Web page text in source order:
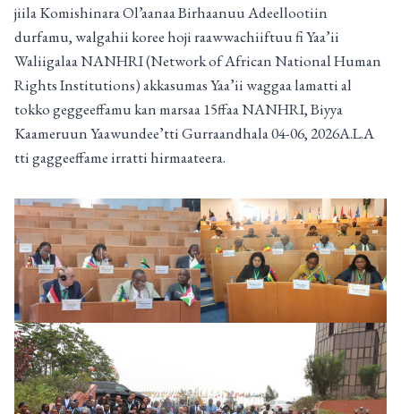
jiila Komishinara Ol’aanaa Birhaanuu Adeellootiin
durfamu, walgahii koree hoji raawwachiiftuu fi Yaa’ii
Waliigalaa NANHRI (Network of African National Human
Rights Institutions) akkasumas Yaa’ii waggaa lamatti al
tokko geggeeffamu kan marsaa 15ffaa NANHRI, Biyya
Kaameruun Yaawundee’tti Gurraandhala 04-06, 2026A.L.A
tti gaggeeffame irratti hirmaateera.